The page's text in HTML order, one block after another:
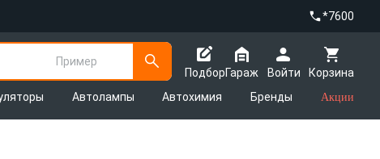
*7600
Пример
Подбор
Корзина
Гараж
Войти
Автолампы Автохимия Бренды Акции